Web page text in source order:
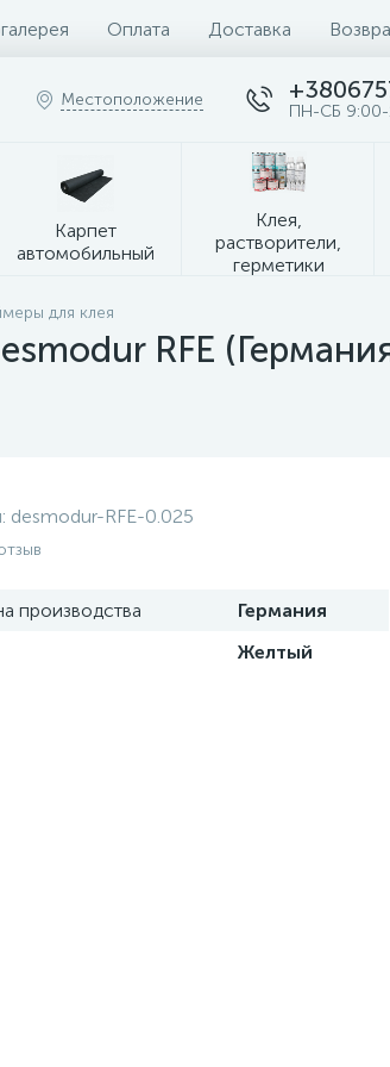
Оплата Доставка
Местоположение
ПН-СБ 9:00-
Карпет
автомобильный
Клея,
растворители,
герметики
для клея
RFE
desmodur-RFE-0.025
производства
Германия
Желтый